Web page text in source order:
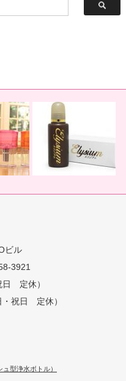
ビル
3921
日 定休）
・祝日 定休）
型浄水ボトル）